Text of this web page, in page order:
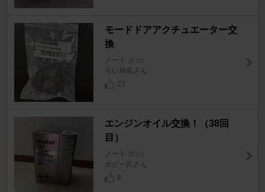
モードドアアクチュエーター交
換
ノート [E12]
ろい局長さん
27
エンジンオイル交換！（38回
目）
ノート [E12]
ポピー氏さん
8